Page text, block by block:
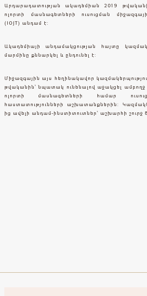
Արդարադատության ակադեմիան 2019
ոլորտի մասնագետների ուսուցման
(IOJT) անդամ է:
Ակադեմիայի անդամակցության հայտը
մարմինը քննարկել և ընդունել է:
Միջազգային այս հեղինակավոր
թվականին՝ նպատակ ունենալով աջակցել
ոլորտի մասնագետների համար
հաստատությունների աշխատանքներին:
ից ավելի անդամ-ինստիտուտներ՝ աշխարհի շուրջ